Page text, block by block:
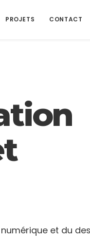
PROJETS CONTACT
et du